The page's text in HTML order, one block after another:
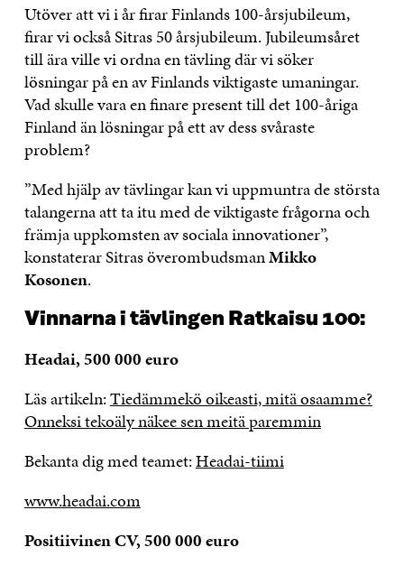
Utöver att vi i år firar Finlands 100-årsjubileum,
firar vi också Sitras 50 årsjubileum. Jubileumsåret
till ära ville vi ordna en tävling där vi söker
lösningar på en av Finlands viktigaste umaningar.
Vad skulle vara en finare present till det 100-åriga
Finland än lösningar på ett av dess svåraste
problem?
”Med hjälp av tävlingar kan vi uppmuntra de största
talangerna att ta itu med de viktigaste frågorna och
främja uppkomsten av sociala innovationer”,
konstaterar Sitras överombudsmanMikko
Kosonen.
Vinnarna i tävlingen Ratkaisu 100:
Headai, 500 000 euro
Läs artikeln:Tiedämmekö oikeasti, mitä osaamme?
Onneksi tekoäly näkee sen meitä paremmin
Bekanta dig med teamet:Headai-tiimi
www.headai.com
Positiivinen CV, 500 000 euro